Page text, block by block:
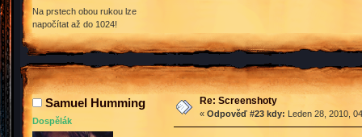
Na prstech obou rukou lze
napočítat až do 1024!
Samuel Humming
Dospělák
Re: Screenshoty
« Odpověď #23 kdy: Leden 28, 2010,